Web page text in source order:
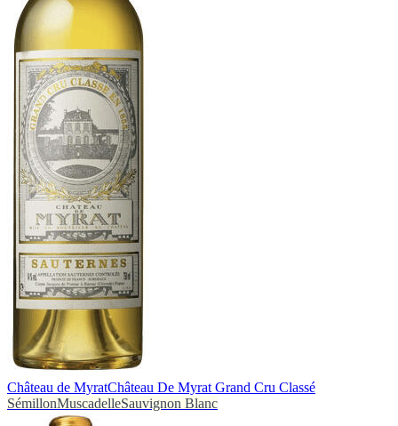
Château de MyratChâteau De Myrat Grand Cru Classé
SémillonMuscadelleSauvignon Blanc